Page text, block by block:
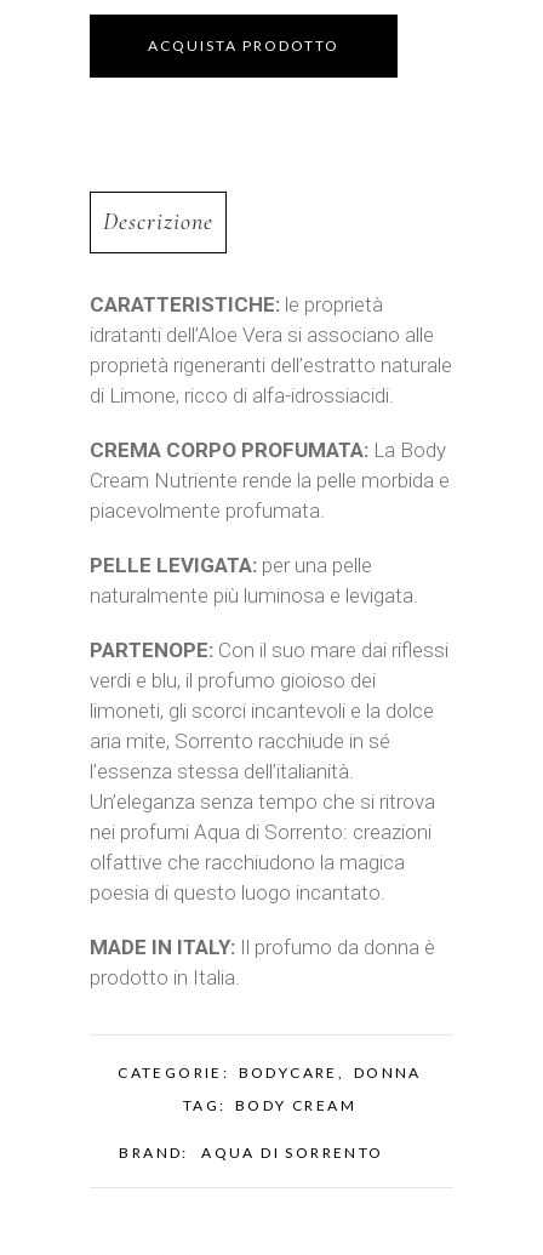
ACQUISTA PRODOTTO
Descrizione
CARATTERISTICHE: le proprietà
idratanti dell’Aloe Vera si associano alle
proprietà rigeneranti dell’estratto naturale
di Limone, ricco di alfa-idrossiacidi.
CREMA CORPO PROFUMATA: La Body
Cream Nutriente rende la pelle morbida e
piacevolmente profumata.
PELLE LEVIGATA: per una pelle
naturalmente più luminosa e levigata.
PARTENOPE: Con il suo mare dai riflessi
verdi e blu, il profumo gioioso dei
limoneti, gli scorci incantevoli e la dolce
aria mite, Sorrento racchiude in sé
l’essenza stessa dell’italianità.
Un’eleganza senza tempo che si ritrova
nei profumi Aqua di Sorrento: creazioni
olfattive che racchiudono la magica
poesia di questo luogo incantato.
MADE IN ITALY: Il profumo da donna è
prodotto in Italia.
CATEGORIE: BODYCARE ,
DONNA
TAG:
BODY CREAM
BRAND: AQUA DI SORRENTO